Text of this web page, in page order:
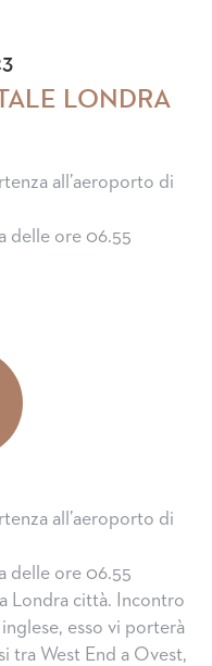
LONDRA
all’aeroporto di
delle ore 06.55
all’aeroporto di
delle ore 06.55
Londra città. Incontro
esso vi porterà
tra West End a Ovest,